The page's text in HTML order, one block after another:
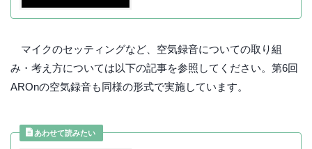
マイクのセッティングなど、空気録音についての取り組
み・考え方については以下の記事を参照してください。第6回
AROnの空気録音も同様の形式で実施しています。